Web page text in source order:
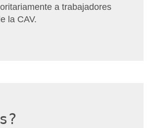
a trabajadores
la CAV.